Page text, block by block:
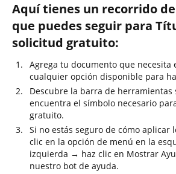
Aquí tienes un recorrido
que puedes seguir para
solicitud gratuito:
Agrega tu documento que necesita
cualquier opción disponible para
Descubre la barra de herramientas
encuentra el símbolo necesario
gratuito.
Si no estás seguro de cómo aplicar
clic en la opción de menú en la
izquierda → haz clic en Mostrar
nuestro bot de ayuda.